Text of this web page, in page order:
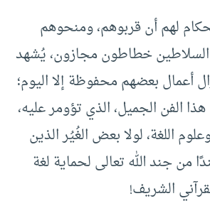
لهم أن قربوهم، ومنحوهم
السلاطين خطاطون مجازون، يُشهد
أعمال بعضهم محفوظة إلا اليوم؛
الفن الجميل، الذي تؤومر عليه،
اللغة، لولا بعض الغُيُر الذين
من جند الله تعالى لحماية لغة
الشريف!